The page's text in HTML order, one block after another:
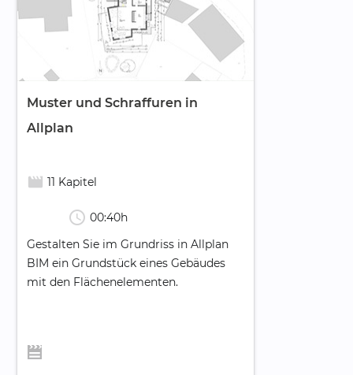
Muster und Schraffuren in
Allplan
movie_creation 11 Kapitel
schedule 00:40h
Gestalten Sie im Grundriss in Allplan
BIM ein Grundstück eines Gebäudes
mit den Flächenelementen.